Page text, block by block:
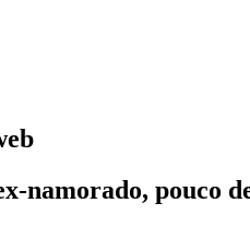
namorado, pouco